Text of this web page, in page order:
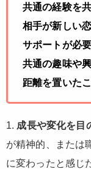
共通の経験を
相手が新しい
サポートが必
共通の趣味や
距離を置いた
1. 成長や変化を目
が精神的、または
に変わったと感じ